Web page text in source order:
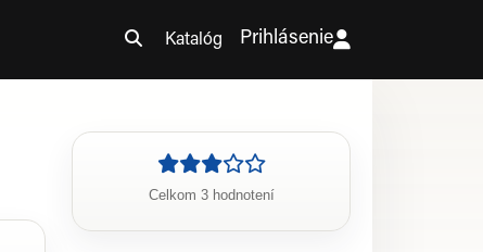
Katalóg Prihlásenie
Celkom 3 hodnotení